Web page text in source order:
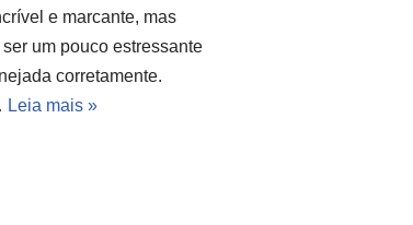
e marcante, mas
um pouco estressante
corretamente.
Leia mais »